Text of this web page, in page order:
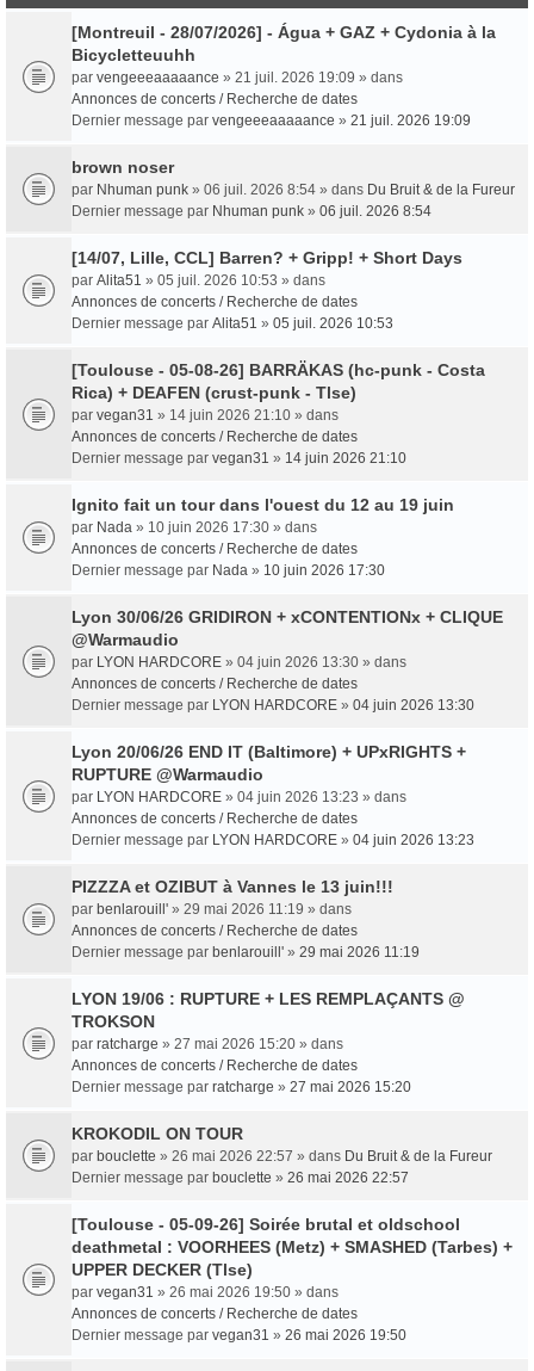
[Montreuil - 28/07/2026] - Água + GAZ + Cydonia à la
Bicycletteuuhh
par vengeeeaaaaance » 21 juil. 2026 19:09 » dans
Annonces de concerts / Recherche de dates
Dernier message par vengeeeaaaaance » 21 juil. 2026 19:09
brown noser
par Nhuman punk » 06 juil. 2026 8:54 » dans Du Bruit & de la Fureur
Dernier message par Nhuman punk » 06 juil. 2026 8:54
[14/07, Lille, CCL] Barren? + Gripp! + Short Days
par Alita51 » 05 juil. 2026 10:53 » dans
Annonces de concerts / Recherche de dates
Dernier message par Alita51 » 05 juil. 2026 10:53
[Toulouse - 05-08-26] BARRÄKAS (hc-punk - Costa
Rica) + DEAFEN (crust-punk - Tlse)
par vegan31 » 14 juin 2026 21:10 » dans
Annonces de concerts / Recherche de dates
Dernier message par vegan31 » 14 juin 2026 21:10
Ignito fait un tour dans l'ouest du 12 au 19 juin
par Nada » 10 juin 2026 17:30 » dans
Annonces de concerts / Recherche de dates
Dernier message par Nada » 10 juin 2026 17:30
Lyon 30/06/26 GRIDIRON + xCONTENTIONx + CLIQUE
@Warmaudio
par LYON HARDCORE » 04 juin 2026 13:30 » dans
Annonces de concerts / Recherche de dates
Dernier message par LYON HARDCORE » 04 juin 2026 13:30
Lyon 20/06/26 END IT (Baltimore) + UPxRIGHTS +
RUPTURE @Warmaudio
par LYON HARDCORE » 04 juin 2026 13:23 » dans
Annonces de concerts / Recherche de dates
Dernier message par LYON HARDCORE » 04 juin 2026 13:23
PIZZZA et OZIBUT à Vannes le 13 juin!!!
par benlarouill' » 29 mai 2026 11:19 » dans
Annonces de concerts / Recherche de dates
Dernier message par benlarouill' » 29 mai 2026 11:19
LYON 19/06 : RUPTURE + LES REMPLAÇANTS @
TROKSON
par ratcharge » 27 mai 2026 15:20 » dans
Annonces de concerts / Recherche de dates
Dernier message par ratcharge » 27 mai 2026 15:20
KROKODIL ON TOUR
par bouclette » 26 mai 2026 22:57 » dans Du Bruit & de la Fureur
Dernier message par bouclette » 26 mai 2026 22:57
[Toulouse - 05-09-26] Soirée brutal et oldschool
deathmetal : VOORHEES (Metz) + SMASHED (Tarbes) +
UPPER DECKER (Tlse)
par vegan31 » 26 mai 2026 19:50 » dans
Annonces de concerts / Recherche de dates
Dernier message par vegan31 » 26 mai 2026 19:50